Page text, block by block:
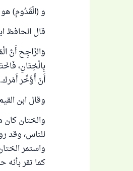
و (الْقَدُوم)
قال الحافظ
وَالرَّاجِح أَنَّ
بِالْخِتَانِ،
أَنْ أُؤَخِّر
وقال ابن
والختان كان
للناس، وقد
واستمر
كما تقر بأنه